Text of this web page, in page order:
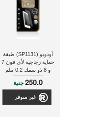
أودويو (SP1131) طبقة
حماية زجاجية لأى فون 7
و 8 ذو سمك 0.2 ملم
250.0جنية
غير متوفر